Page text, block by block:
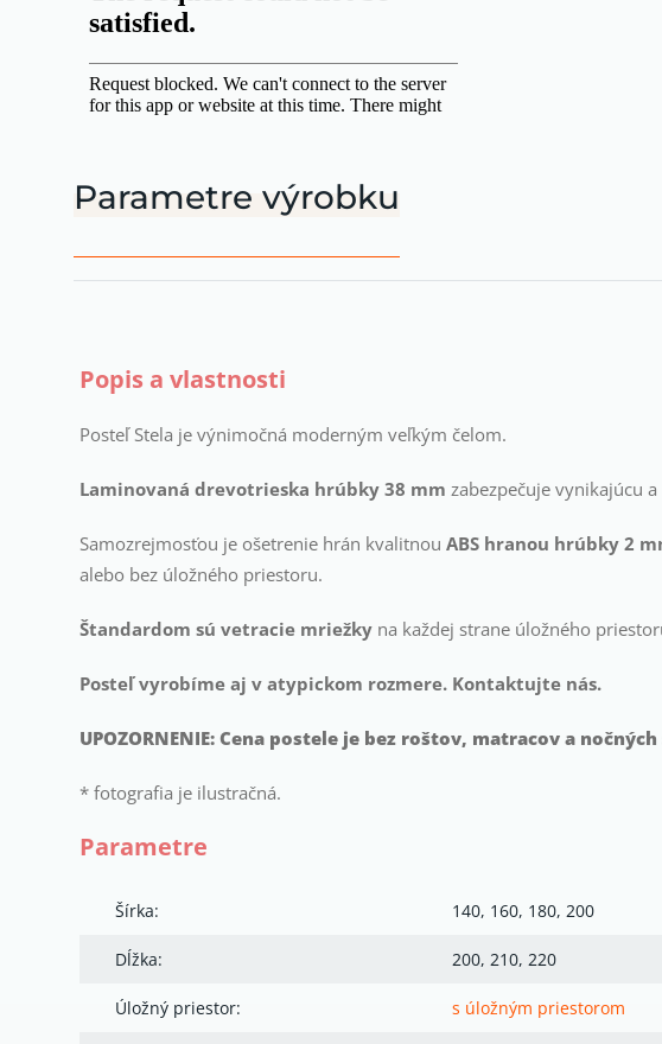
Parametre výrobku
Popis a vlastnosti
Posteľ Stela je výnimočná moderným veľkým čelom.
Laminovaná drevotrieska hrúbky 38 mm zabezpečuje vynikajúcu
Samozrejmosťou je ošetrenie hrán kvalitnou ABS hranou hrúbky 2
alebo bez úložného priestoru.
Štandardom sú vetracie mriežky na každej strane úložného
Posteľ vyrobíme aj v atypickom rozmere. Kontaktujte nás.
UPOZORNENIE: Cena postele je bez roštov, matracov a
* fotografia je ilustračná.
Parametre
Šírka: 140, 160, 180, 200
Dĺžka: 200, 210, 220
Úložný priestor: s úložným priestorom